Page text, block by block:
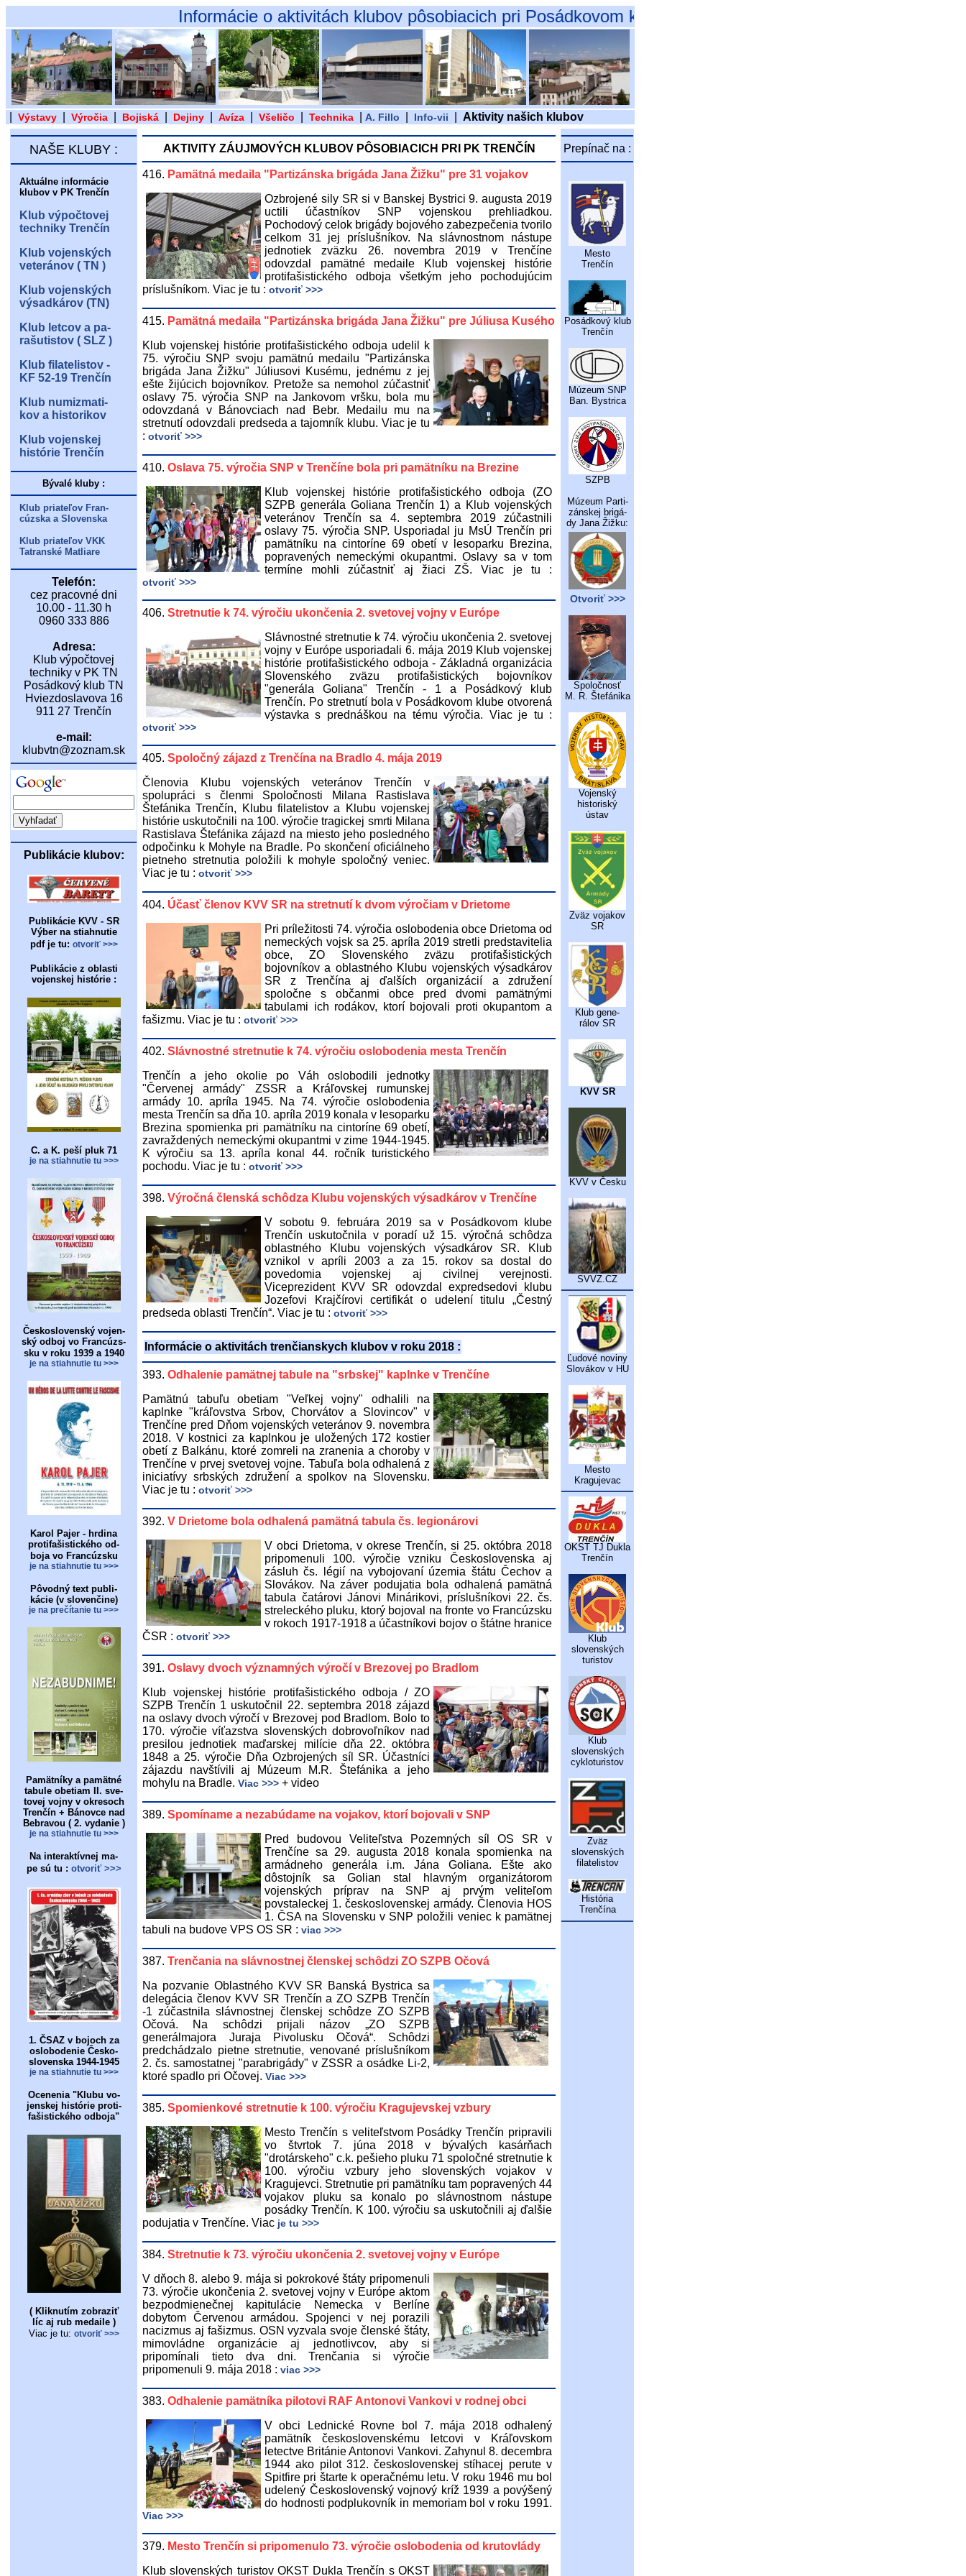
Informácie o aktivitách klubov pôsobiacich pri Posádkovom klube Trenčín
Výstavy Výročia Bojiská Dejiny Avíza Všeličo Technika A. Fillo Info-vii Aktivity našich klubov
NAŠE KLUBY :
Aktuálne informácie
klubov v PK Trenčín
Klub výpočtovej
techniky Trenčín
Klub vojenských
veteránov ( TN )
Klub vojenských
výsadkárov (TN)
Klub letcov a pa-
rašutistov ( SLZ )
Klub filatelistov -
KF 52-19 Trenčín
Klub numizmati-
kov a historikov
Klub vojenskej
histórie Trenčín
Bývalé kluby :
Klub priateľov Fran-
cúzska a Slovenska
Klub priateľov VKK
Tatranské Matliare
Telefón:
cez pracovné dni
10.00 - 11.30 h
0960 333 886
Adresa:
Klub výpočtovej
techniky v PK TN
Posádkový klub TN
Hviezdoslavova 16
911 27 Trenčín
e-mail:
klubvtn@zoznam.sk
Publikácie klubov:
Publikácie KVV - SR
Výber na stiahnutie
pdf je tu: otvoriť >>>
Publikácie z oblasti
vojenskej histórie :
C. a K. peší pluk 71
je na stiahnutie tu >>>
Československý vojen-
ský odboj vo Francúzs-
sku v roku 1939 a 1940
je na stiahnutie tu >>>
Karol Pajer - hrdina
protifašistického od-
boja vo Francúzsku
je na stiahnutie tu >>>
Pôvodný text publi-
kácie (v slovenčine)
je na prečítanie tu >>>
Pamätníky a pamätné
tabule obetiam II. sve-
tovej vojny v okresoch
Trenčín + Bánovce nad
Bebravou ( 2. vydanie )
je na stiahnutie tu >>>
Na interaktívnej ma-
pe sú tu : otvoriť >>>
1. ČSAZ v bojoch za
oslobodenie Česko-
slovenska 1944-1945
je na stiahnutie tu >>>
Ocenenia "Klubu vo-
jenskej histórie proti-
fašistického odboja"
( Kliknutím zobraziť
líc aj rub medaile )
Viac je tu: otvoriť >>>
AKTIVITY ZÁUJMOVÝCH KLUBOV PÔSOBIACICH PRI PK TRENČÍN
416. Pamätná medaila "Partizánska brigáda Jana Žižku" pre 31 vojakov
Ozbrojené sily SR si v Banskej Bystrici 9. augusta 2019
uctili účastníkov SNP vojenskou prehliadkou.
Pochodový celok brigády bojového zabezpečenia tvorilo
celkom 31 jej príslušníkov. Na slávnostnom nástupe
jednotiek zväzku 26. novembra 2019 v Trenčíne
odovzdal pamätné medaile Klub vojenskej histórie
protifašistického odboja všetkým jeho pochodujúcim
príslušníkom. Viac je tu : otvoriť >>>
415. Pamätná medaila "Partizánska brigáda Jana Žižku" pre Júliusa Kusého
Klub vojenskej histórie protifašistického odboja udelil k
75. výročiu SNP svoju pamätnú medailu "Partizánska
brigáda Jana Žižku" Júliusovi Kusému, jednému z jej
ešte žijúcich bojovníkov. Pretože sa nemohol zúčastniť
oslavy 75. výročia SNP na Jankovom vršku, bola mu
odovzdaná v Bánovciach nad Bebr. Medailu mu na
stretnutí odovzdali predseda a tajomník klubu. Viac je tu
: otvoriť >>>
410. Oslava 75. výročia SNP v Trenčíne bola pri pamätníku na Brezine
Klub vojenskej histórie protifašistického odboja (ZO
SZPB generála Goliana Trenčín 1) a Klub vojenských
veteránov Trenčín sa 4. septembra 2019 zúčastnili
oslavy 75. výročia SNP. Usporiadal ju MsÚ Trenčín pri
pamätníku na cintoríne 69 obetí v lesoparku Brezina,
popravených nemeckými okupantmi. Oslavy sa v tom
termíne mohli zúčastniť aj žiaci ZŠ. Viac je tu :
otvoriť >>>
406. Stretnutie k 74. výročiu ukončenia 2. svetovej vojny v Európe
Slávnostné stretnutie k 74. výročiu ukončenia 2. svetovej
vojny v Európe usporiadali 6. mája 2019 Klub vojenskej
histórie protifašistického odboja - Základná organizácia
Slovenského zväzu protifašistických bojovníkov
"generála Goliana" Trenčín - 1 a Posádkový klub
Trenčín. Po stretnutí bola v Posádkovom klube otvorená
výstavka s prednáškou na tému výročia. Viac je tu :
otvoriť >>>
405. Spoločný zájazd z Trenčína na Bradlo 4. mája 2019
Členovia Klubu vojenských veteránov Trenčín v
spolupráci s členmi Spoločnosti Milana Rastislava
Štefánika Trenčín, Klubu filatelistov a Klubu vojenskej
histórie uskutočnili na 100. výročie tragickej smrti Milana
Rastislava Štefánika zájazd na miesto jeho posledného
odpočinku k Mohyle na Bradle. Po skončení oficiálneho
pietneho stretnutia položili k mohyle spoločný veniec.
Viac je tu : otvoriť >>>
404. Účasť členov KVV SR na stretnutí k dvom výročiam v Drietome
Pri príležitosti 74. výročia oslobodenia obce Drietoma od
nemeckých vojsk sa 25. apríla 2019 stretli predstavitelia
obce, ZO Slovenského zväzu protifašistických
bojovníkov a oblastného Klubu vojenských výsadkárov
SR z Trenčína aj ďalších organizácií a združení
spoločne s občanmi obce pred dvomi pamätnými
tabulami ich rodákov, ktorí bojovali proti okupantom a
fašizmu. Viac je tu : otvoriť >>>
402. Slávnostné stretnutie k 74. výročiu oslobodenia mesta Trenčín
Trenčín a jeho okolie po Váh oslobodili jednotky
"Červenej armády" ZSSR a Kráľovskej rumunskej
armády 10. apríla 1945. Na 74. výročie oslobodenia
mesta Trenčín sa dňa 10. apríla 2019 konala v lesoparku
Brezina spomienka pri pamätníku na cintoríne 69 obetí,
zavraždených nemeckými okupantmi v zime 1944-1945.
K výročiu sa 13. apríla konal 44. ročník turistického
pochodu. Viac je tu : otvoriť >>>
398. Výročná členská schôdza Klubu vojenských výsadkárov v Trenčíne
V sobotu 9. februára 2019 sa v Posádkovom klube
Trenčín uskutočnila v poradí už 15. výročná schôdza
oblastného Klubu vojenských výsadkárov SR. Klub
vznikol v apríli 2003 a za 15. rokov sa dostal do
povedomia vojenskej aj civilnej verejnosti.
Viceprezident KVV SR odovzdal expredsedovi klubu
Jozefovi Krajčírovi certifikát o udelení titulu „Čestný
predseda oblasti Trenčín“. Viac je tu : otvoriť >>>
Informácie o aktivitách trenčianskych klubov v roku 2018 :
393. Odhalenie pamätnej tabule na "srbskej" kaplnke v Trenčíne
Pamätnú tabuľu obetiam "Veľkej vojny" odhalili na
kaplnke "kráľovstva Srbov, Chorvátov a Slovincov" v
Trenčíne pred Dňom vojenských veteránov 9. novembra
2018. V kostnici za kaplnkou je uložených 172 kostier
obetí z Balkánu, ktoré zomreli na zranenia a choroby v
Trenčíne v prvej svetovej vojne. Tabuľa bola odhalená z
iniciatívy srbských združení a spolkov na Slovensku.
Viac je tu : otvoriť >>>
392. V Drietome bola odhalená pamätná tabula čs. legionárovi
V obci Drietoma, v okrese Trenčín, si 25. októbra 2018
pripomenuli 100. výročie vzniku Československa aj
zásluh čs. légií na vybojovaní územia štátu Čechov a
Slovákov. Na záver podujatia bola odhalená pamätná
tabula čatárovi Jánovi Minárikovi, príslušníkovi 22. čs.
streleckého pluku, ktorý bojoval na fronte vo Francúzsku
v rokoch 1917-1918 a účastníkovi bojov o štátne hranice
ČSR : otvoriť >>>
391. Oslavy dvoch významných výročí v Brezovej po Bradlom
Klub vojenskej histórie protifašistického odboja / ZO
SZPB Trenčín 1 uskutočnil 22. septembra 2018 zájazd
na oslavy dvoch výročí v Brezovej pod Bradlom. Bolo to
170. výročie víťazstva slovenských dobrovoľníkov nad
presilou jednotiek maďarskej milície dňa 22. októbra
1848 a 25. výročie Dňa Ozbrojených síl SR. Účastníci
zájazdu navštívili aj Múzeum M.R. Štefánika a jeho
mohylu na Bradle. Viac >>> + video
389. Spomíname a nezabúdame na vojakov, ktorí bojovali v SNP
Pred budovou Veliteľstva Pozemných síl OS SR v
Trenčíne sa 29. augusta 2018 konala spomienka na
armádneho generála i.m. Jána Goliana. Ešte ako
dôstojník sa Golian stal hlavným organizátorom
vojenských príprav na SNP aj prvým veliteľom
povstaleckej 1. československej armády. Členovia HOS
1. ČSA na Slovensku v SNP položili veniec k pamätnej
tabuli na budove VPS OS SR : viac >>>
387. Trenčania na slávnostnej členskej schôdzi ZO SZPB Očová
Na pozvanie Oblastného KVV SR Banská Bystrica sa
delegácia členov KVV SR Trenčín a ZO SZPB Trenčín
-1 zúčastnila slávnostnej členskej schôdze ZO SZPB
Očová. Na schôdzi prijali názov „ZO SZPB
generálmajora Juraja Pivolusku Očová“. Schôdzi
predchádzalo pietne stretnutie, venované príslušníkom
2. čs. samostatnej "parabrigády" v ZSSR a osádke Li-2,
ktoré spadlo pri Očovej. Viac >>>
385. Spomienkové stretnutie k 100. výročiu Kragujevskej vzbury
Mesto Trenčín s veliteľstvom Posádky Trenčín pripravili
vo štvrtok 7. júna 2018 v bývalých kasárňach
"drotárskeho" c.k. pešieho pluku 71 spoločné stretnutie k
100. výročiu vzbury jeho slovenských vojakov v
Kragujevci. Stretnutie pri pamätníku tam popravených 44
vojakov pluku sa konalo po slávnostnom nástupe
posádky Trenčín. K 100. výročiu sa uskutočnili aj ďalšie
podujatia v Trenčíne. Viac je tu >>>
384. Stretnutie k 73. výročiu ukončenia 2. svetovej vojny v Európe
V dňoch 8. alebo 9. mája si pokrokové štáty pripomenuli
73. výročie ukončenia 2. svetovej vojny v Európe aktom
bezpodmienečnej kapitulácie Nemecka v Berlíne
dobytom Červenou armádou. Spojenci v nej porazili
nacizmus aj fašizmus. OSN vyzvala svoje členské štáty,
mimovládne organizácie aj jednotlivcov, aby si
pripomínali tieto dva dni. Trenčania si výročie
pripomenuli 9. mája 2018 : viac >>>
383. Odhalenie pamätníka pilotovi RAF Antonovi Vankovi v rodnej obci
V obci Lednické Rovne bol 7. mája 2018 odhalený
pamätník československému letcovi v Kráľovskom
letectve Británie Antonovi Vankovi. Zahynul 8. decembra
1944 ako pilot 312. československej stíhacej perute v
Spitfire pri štarte k operačnému letu. V roku 1946 mu bol
udelený Československý vojnový kríž 1939 a povýšený
do hodnosti podplukovník in memoriam bol v roku 1991.
Viac >>>
379. Mesto Trenčín si pripomenulo 73. výročie oslobodenia od krutovlády
Klub slovenských turistov OKST Dukla Trenčín s OKST
Prepínač na :
Mesto
Trenčín
Posádkový klub
Trenčín
Múzeum SNP
Ban. Bystrica
SZPB
Múzeum Parti-
zánskej brigá-
dy Jana Žižku:
Otvoriť >>>
Spoločnosť
M. R. Štefánika
Vojenský
historiský
ústav
Zväz vojakov
SR
Klub gene-
rálov SR
KVV SR
KVV v Česku
SVVZ.CZ
Ľudové noviny
Slovákov v HU
Mesto
Kragujevac
OKST TJ Dukla
Trenčín
Klub
slovenských
turistov
Klub
slovenských
cykloturistov
Zväz
slovenských
filatelistov
História
Trenčína